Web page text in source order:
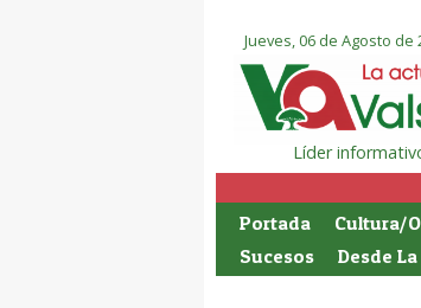
Jueves, 06 de Agosto de
Líder
Portada Cultura/
Sucesos
Desde